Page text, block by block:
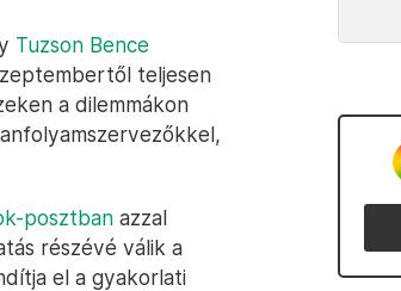
Tuzson Bence
teljesen
a dilemmákon
posztban azzal
részévé válik a
el a gyakorlati